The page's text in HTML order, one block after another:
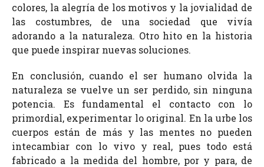
colores, la alegría de los motivos y la jovialidad de
las costumbres, de una sociedad que vivía
adorando a la naturaleza. Otro hito en la historia
que puede inspirar nuevas soluciones.
En conclusión, cuando el ser humano olvida la
naturaleza se vuelve un ser perdido, sin ninguna
potencia. Es fundamental el contacto con lo
primordial, experimentar lo original. En la urbe los
cuerpos están de más y las mentes no pueden
intecambiar con lo vivo y real, pues todo está
fabricado a la medida del hombre, por y para, de